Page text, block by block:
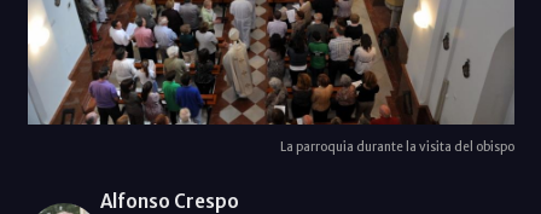
La parroquia durante la visita del obispo
Alfonso Crespo